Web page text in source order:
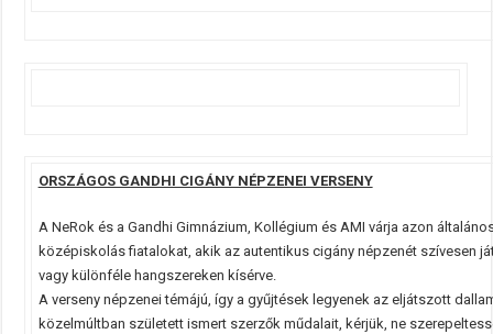
ORSZÁGOS GANDHI CIGÁNY NÉPZENEI VERSENY
A NeRok és a Gandhi Gimnázium, Kollégium és AMI várja azon
középiskolás fiatalokat, akik az autentikus cigány népzenét szívesen
vagy különféle hangszereken kísérve.
A verseny népzenei témájú, így a gyűjtések legyenek az eljátszott
közelmúltban született ismert szerzők műdalait, kérjük, ne